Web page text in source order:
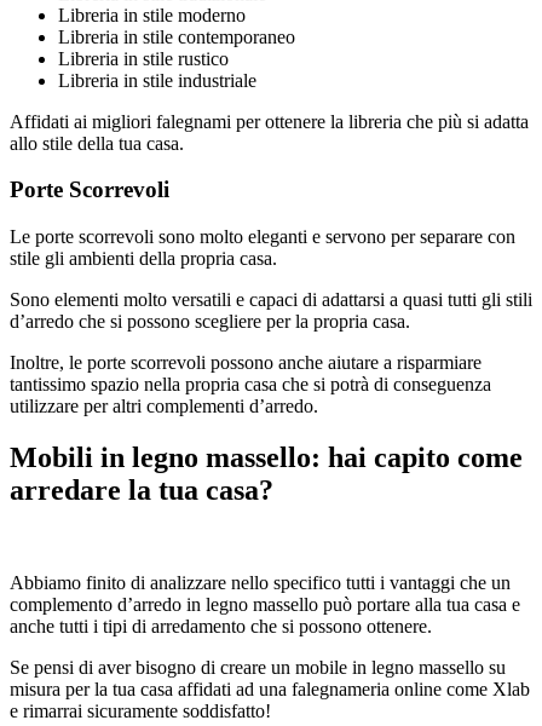
Libreria in stile moderno
Libreria in stile contemporaneo
Libreria in stile rustico
Libreria in stile industriale
Affidati ai migliori falegnami per ottenere la libreria che più si adatta
allo stile della tua casa.
Porte Scorrevoli
Le porte scorrevoli sono molto eleganti e servono per separare con
stile gli ambienti della propria casa.
Sono elementi molto versatili e capaci di adattarsi a quasi tutti gli stili
d’arredo che si possono scegliere per la propria casa.
Inoltre, le porte scorrevoli possono anche aiutare a risparmiare
tantissimo spazio nella propria casa che si potrà di conseguenza
utilizzare per altri complementi d’arredo.
Mobili in legno massello: hai capito come
arredare la tua casa?
Abbiamo finito di analizzare nello specifico tutti i vantaggi che un
complemento d’arredo in legno massello può portare alla tua casa e
anche tutti i tipi di arredamento che si possono ottenere.
Se pensi di aver bisogno di creare un mobile in legno massello su
misura per la tua casa affidati ad una falegnameria online come Xlab
e rimarrai sicuramente soddisfatto!